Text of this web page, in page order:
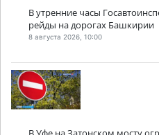
В утренние часы
рейды на дорогах Башкирии
8 августа 2026, 10:00